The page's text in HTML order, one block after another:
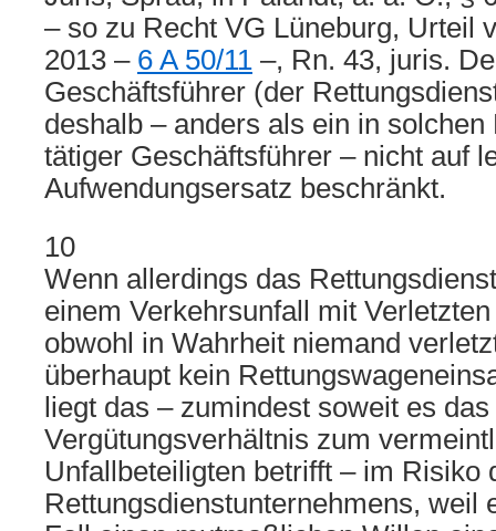
– so zu Recht VG Lüneburg, Urteil
2013 – 6 A 50/11 –, Rn. 43, juris.
Geschäftsführer (der
deshalb – anders als ein in
tätiger Geschäftsführer – nicht auf
Aufwendungsersatz beschränkt.
10
Wenn allerdings das
einem Verkehrsunfall mit
obwohl in Wahrheit niemand
überhaupt kein
liegt das – zumindest soweit es das
Vergütungsverhältnis zum
Unfallbeteiligten betrifft – im Risiko
Rettungsdienstunternehmens, weil